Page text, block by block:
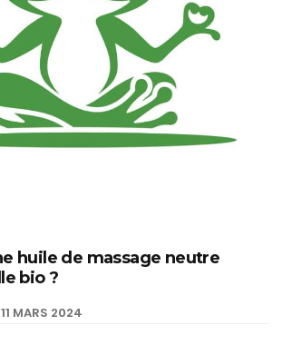
huile de massage neutre
bio ?
11 MARS 2024